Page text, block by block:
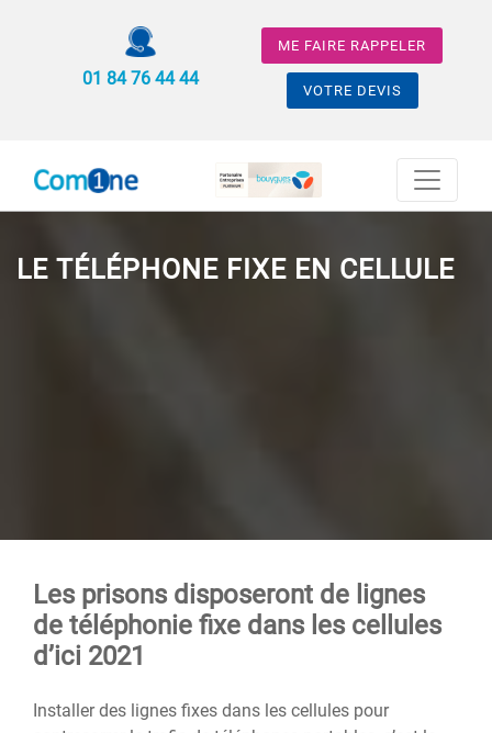
01 84 76 44 44
ME FAIRE RAPPELER
VOTRE DEVIS
LE TÉLÉPHONE FIXE EN CELLULE
Les prisons disposeront de lignes
de téléphonie fixe dans les cellules
d’ici 2021
Installer des lignes fixes dans les cellules pour